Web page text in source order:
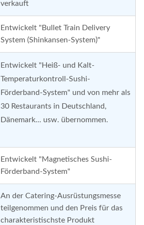
verkauft
Entwickelt "Bullet Train Delivery
System (Shinkansen-System)"
Entwickelt "Heiß- und Kalt-
Temperaturkontroll-Sushi-
Förderband-System" und von mehr als
30 Restaurants in Deutschland,
Dänemark... usw. übernommen.
Entwickelt "Magnetisches Sushi-
Förderband-System"
An der Catering-Ausrüstungsmesse
teilgenommen und den Preis für das
charakteristischste Produkt